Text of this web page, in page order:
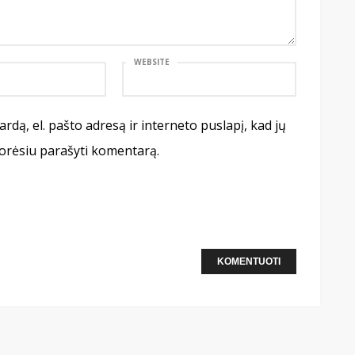
WEBSITE
el. pašto adresą ir interneto puslapį, kad jų
parašyti komentarą.